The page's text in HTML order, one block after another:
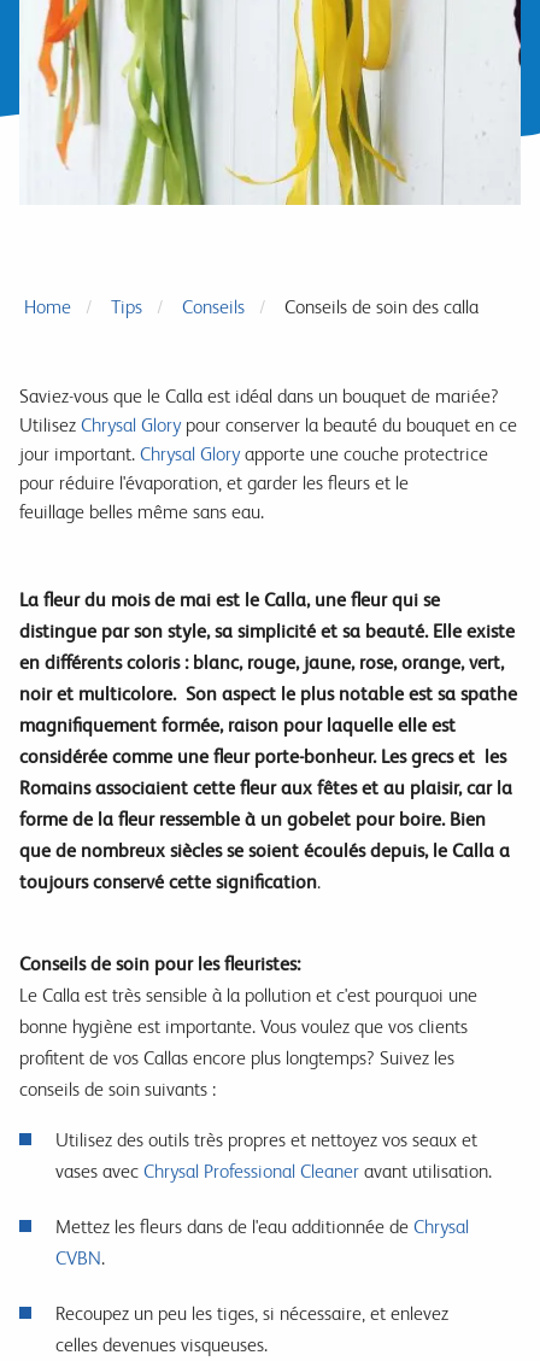
Home Tips Conseils Conseils de soin des calla
Saviez-vous que le Calla est idéal dans un bouquet de mariée?
Utilisez Chrysal Glorypour conserver la beauté du bouquet en ce
jour important. Chrysal Gloryapporte une couche protectrice
pour réduire l'évaporation, et garder les fleurs et le
feuillage belles même sans eau.
La fleur du mois de mai est le Calla, une fleur qui se
distingue par son style, sa simplicité et sa beauté. Elle existe
en différents coloris : blanc, rouge, jaune, rose, orange, vert,
noir et multicolore. Son aspect le plus notable est sa spathe
magnifiquement formée, raison pour laquelle elle est
considérée comme une fleur porte-bonheur. Les grecs et les
Romains associaient cette fleur aux fêtes et au plaisir, car la
forme de la fleur ressemble à un gobelet pour boire. Bien
que de nombreux siècles se soient écoulés depuis, le Calla a
toujours conservé cette signification.
Conseils de soin pour les fleuristes:
Le Calla est très sensible à la pollution et c'est pourquoi une
bonne hygiène est importante. Vous voulez que vos clients
profitent de vos Callas encore plus longtemps? Suivez les
conseils de soin suivants :
Utilisez des outils très propres et nettoyez vos seaux et
vases avec Chrysal Professional Cleaner avant utilisation.
Mettez les fleurs dans de l'eau additionnée de Chrysal
CVBN.
Recoupez un peu les tiges, si nécessaire, et enlevez
celles devenues visqueuses.